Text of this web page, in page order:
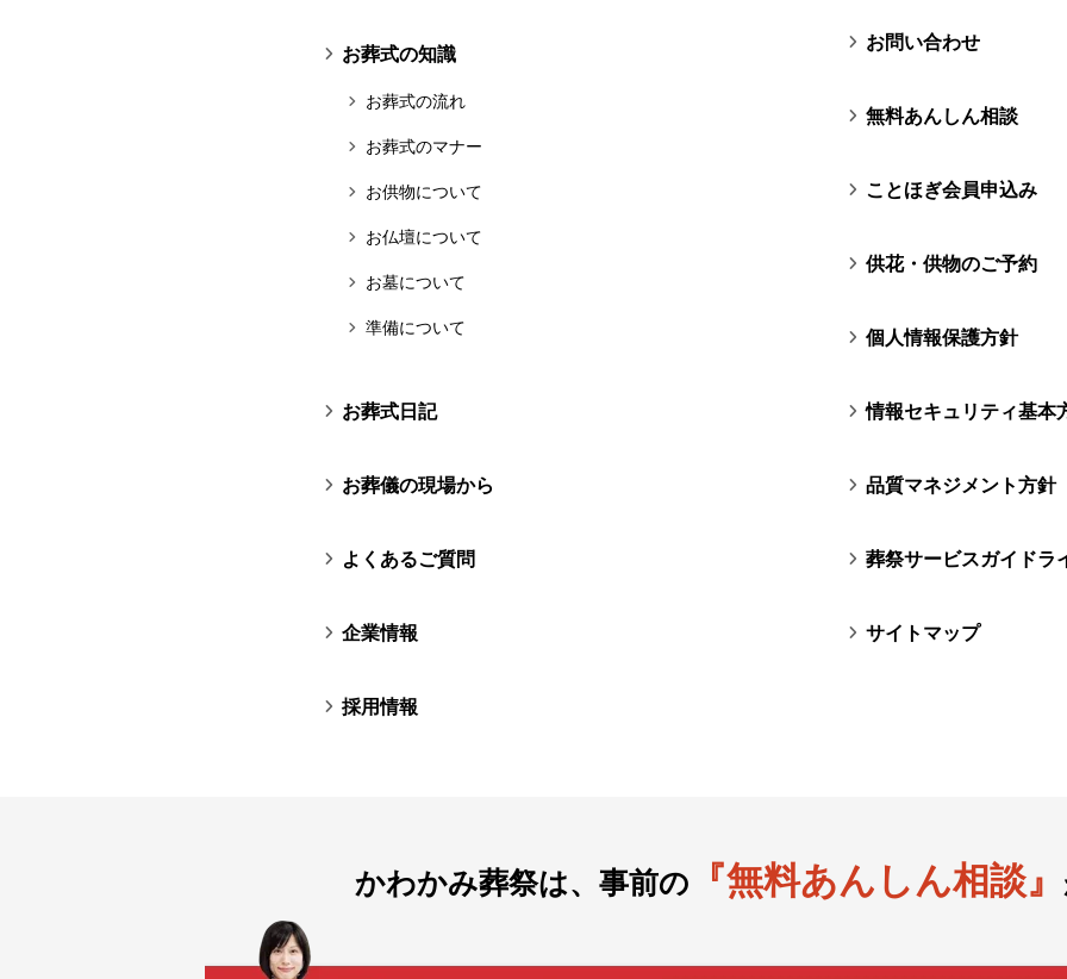
お葬式の知識
お葬式の流れ
お葬式のマナー
お供物について
お仏壇について
お墓について
準備について
お葬式日記
お葬儀の現場から
よくあるご質問
企業情報
採用情報
お問い合わせ
無料あんしん相談
ことほぎ会員申込み
供花・供物のご予約
個人情報保護方針
情報セキュリティ基本
品質マネジメント方針
葬祭サービスガイドラ
サイトマップ
かわかみ葬祭は、事前の 『無料あんしん相談』